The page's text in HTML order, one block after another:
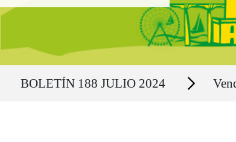
BOLETÍN 188 JULIO 2024 Secciones